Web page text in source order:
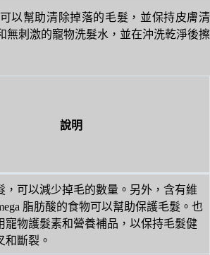
以幫助清除掉落的毛髮，並保持皮膚清
無刺激的寵物洗髮水，並在沖洗乾淨後擦
說明
，可以減少掉毛的數量。另外，含有維
脂肪酸的食物可以幫助保護毛髮。也
寵物護髮素和營養補品，以保持毛髮健
和斷裂。